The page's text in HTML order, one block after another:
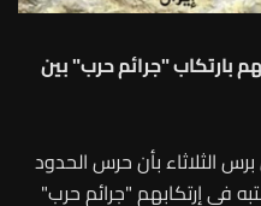
بارتكاب "جرائم حرب" بين
الثلاثاء بأن حرس الحدود
في إرتكابهم "جرائم حرب"